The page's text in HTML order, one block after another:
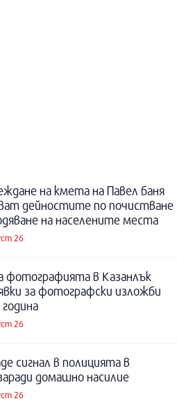
на кмета на Павел баня
дейностите по почистване
на населените места
26
фотографията в Казанлък
за фотографски изложби
26
сигнал в полицията в
домашно насилие
26